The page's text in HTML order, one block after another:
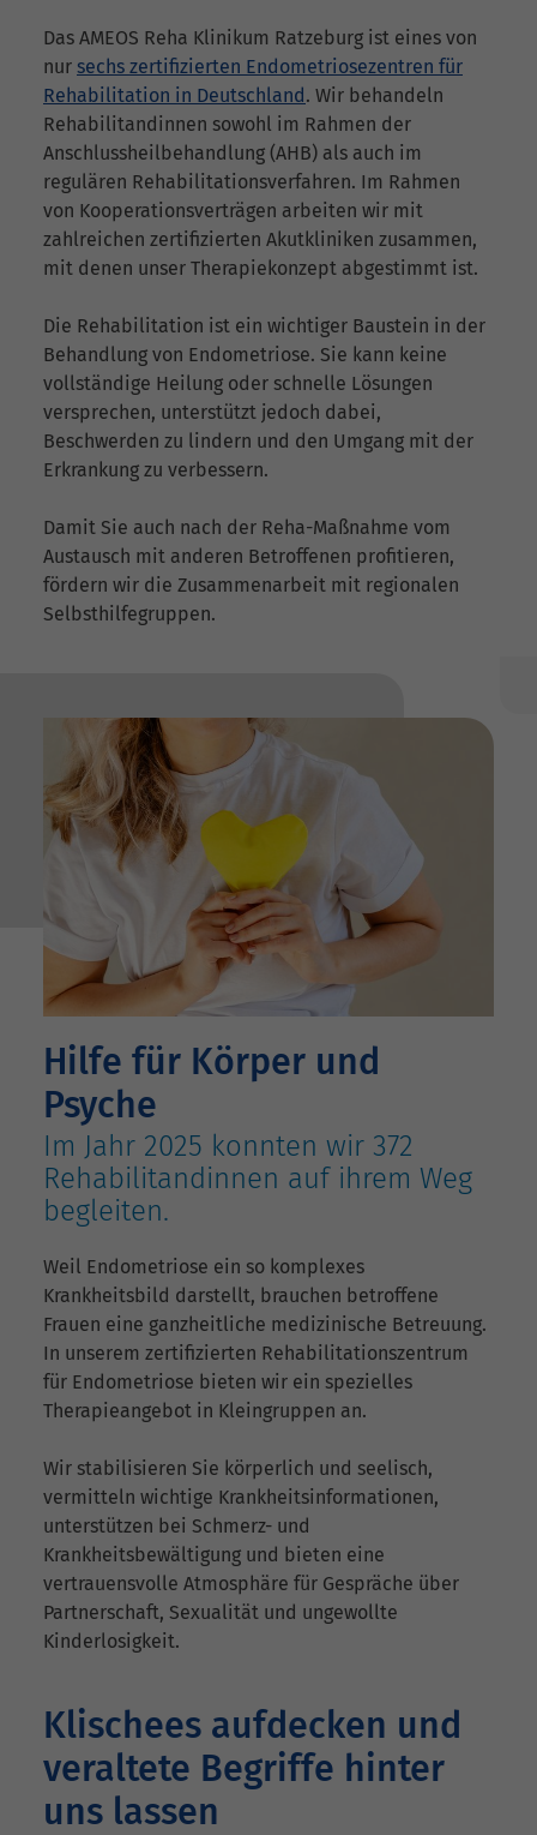
Das AMEOS Reha Klinikum Ratzeburg ist eines von
nur sechs zertifizierten Endometriosezentren für
Rehabilitation in Deutschland. Wir behandeln
Rehabilitandinnen sowohl im Rahmen der
Anschlussheilbehandlung (AHB) als auch im
regulären Rehabilitationsverfahren. Im Rahmen
von Kooperationsverträgen arbeiten wir mit
zahlreichen zertifizierten Akutkliniken zusammen,
mit denen unser Therapiekonzept abgestimmt ist.
Die Rehabilitation ist ein wichtiger Baustein in der
Behandlung von Endometriose. Sie kann keine
vollständige Heilung oder schnelle Lösungen
versprechen, unterstützt jedoch dabei,
Beschwerden zu lindern und den Umgang mit der
Erkrankung zu verbessern.
Damit Sie auch nach der Reha-Maßnahme vom
Austausch mit anderen Betroffenen profitieren,
fördern wir die Zusammenarbeit mit regionalen
Selbsthilfegruppen.
Hilfe für Körper und
Psyche
Im Jahr 2025 konnten wir 372
Rehabilitandinnen auf ihrem Weg
begleiten.
Weil Endometriose ein so komplexes
Krankheitsbild darstellt, brauchen betroffene
Frauen eine ganzheitliche medizinische Betreuung.
In unserem zertifizierten Rehabilitationszentrum
für Endometriose bieten wir ein spezielles
Therapieangebot in Kleingruppen an.
Wir stabilisieren Sie körperlich und seelisch,
vermitteln wichtige Krankheitsinformationen,
unterstützen bei Schmerz- und
Krankheitsbewältigung und bieten eine
vertrauensvolle Atmosphäre für Gespräche über
Partnerschaft, Sexualität und ungewollte
Kinderlosigkeit.
Klischees aufdecken und
veraltete Begriffe hinter
uns lassen